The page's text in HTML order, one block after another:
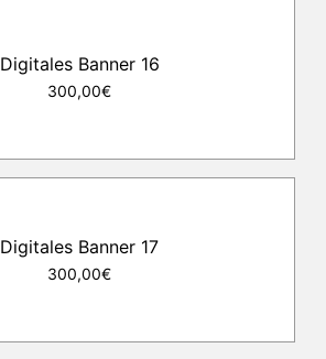
Digitales Banner 16
300,00€
Digitales Banner 17
300,00€